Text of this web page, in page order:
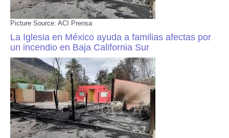
Picture Source: ACI Prensa
La Iglesia en México ayuda a familias afectas por
un incendio en Baja California Sur